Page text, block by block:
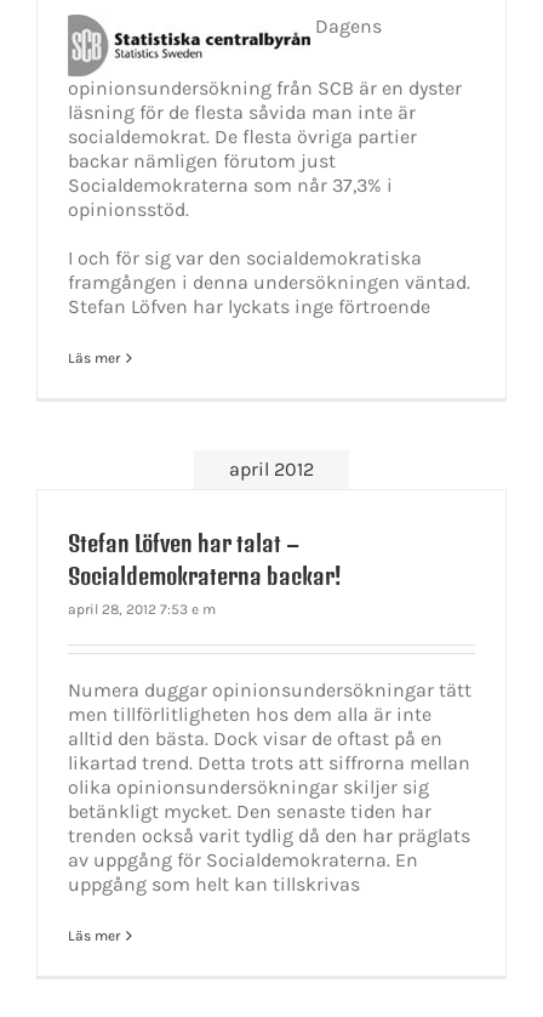
Dagens
opinionsundersökning från SCB är en dyster
läsning för de flesta såvida man inte är
socialdemokrat. De flesta övriga partier
backar nämligen förutom just
Socialdemokraterna som når 37,3% i
opinionsstöd.
I och för sig var den socialdemokratiska
framgången i denna undersökningen väntad.
Stefan Löfven har lyckats inge förtroende
Läs mer
april 2012
Stefan Löfven har talat –
Socialdemokraterna backar!
april 28, 2012 7:53 e m
Numera duggar opinionsundersökningar tätt
men tillförlitligheten hos dem alla är inte
alltid den bästa. Dock visar de oftast på en
likartad trend. Detta trots att siffrorna mellan
olika opinionsundersökningar skiljer sig
betänkligt mycket. Den senaste tiden har
trenden också varit tydlig då den har präglats
av uppgång för Socialdemokraterna. En
uppgång som helt kan tillskrivas
Läs mer